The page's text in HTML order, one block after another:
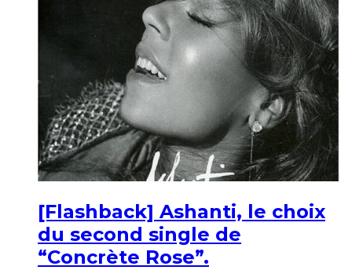
[Flashback] Ashanti, le choix
du second single de
“Concrète Rose”.